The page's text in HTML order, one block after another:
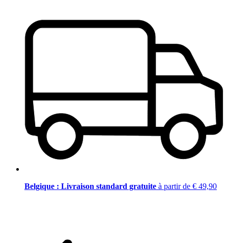
Belgique : Livraison standard gratuite à partir de € 49,90